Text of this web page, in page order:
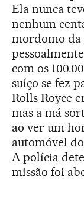
Ela nunca
nenhum
mordomo
com os
suíço se fez
Rolls Royce
mas a má
ao ver um
automóvel
A polícia
missão foi